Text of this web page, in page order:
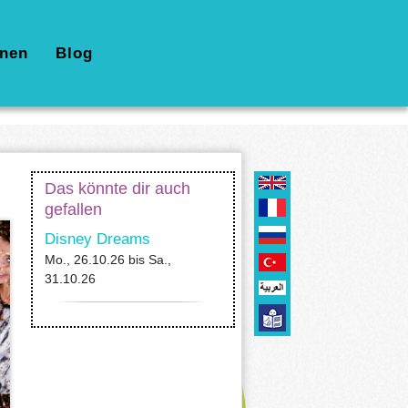
Blog
Das könnte dir auch
gefallen
Disney Dreams
Mo., 26.10.26 bis Sa.,
31.10.26